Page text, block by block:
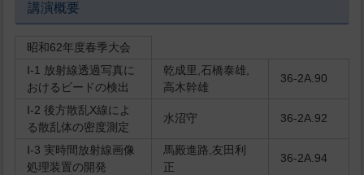
講演概要
昭和62年度春季大会
Ⅰ-1 放射線透過写真に
おけるビードの検出
乾成里,石橋泰雄,
高木幹雄
36-2A.90
Ⅰ-2 後方散乱X線によ
る散乱体の密度測定
水沼守 36-2A.92
Ⅰ-3 実時間放射線画像
処理装置の開発
馬殿進路,友田利
正
36-2A.94